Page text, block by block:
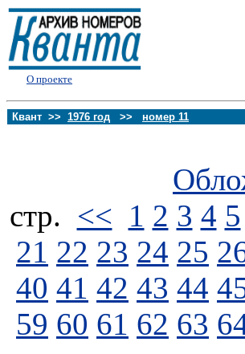
О проекте
Квант >> 1976 год >> номер 11
стp. << 1 2 3 4 5
21 22 23 24 25
40 41 42 43 44
59 60 61 62 63